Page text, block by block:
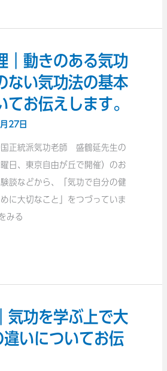
｜動きのある気功
ない気功法の基本
てお伝えします。
27日
正統派気功老師 盛鶴延先生の
日、東京自由が丘で開催）のお
談などから、「気功で自分の健
に大切なこと」をつづっていま
みる
気功を学ぶ上で大
いについてお伝